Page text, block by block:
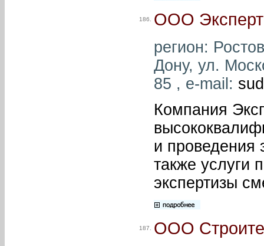
186. ООО
регион:
Дону, ул.
85 , e-mail:
Компания
и проведения
также услуги
экспертизы
187. ООО